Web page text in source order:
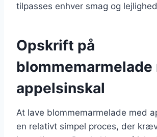
tilpasses enhver smag og
Opskrift på
blommemarmelade
appelsinskal
At lave blommemarmelade med
en relativt simpel proces, der